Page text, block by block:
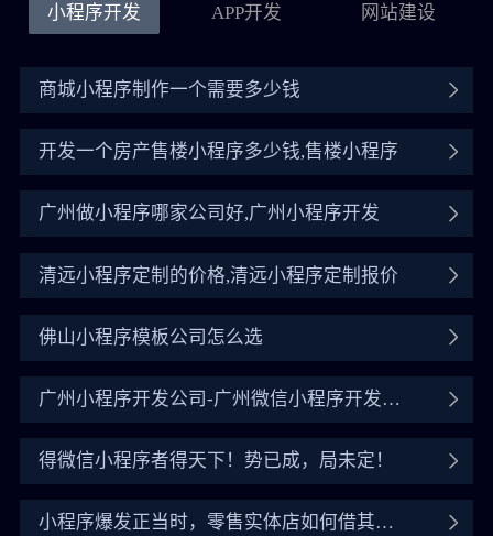
小程序开发 APP开发 网站建设
商城小程序制作一个需要多少钱
开发一个房产售楼小程序多少钱,售楼小程序
广州做小程序哪家公司好,广州小程序开发
清远小程序定制的价格,清远小程序定制报价
佛山小程序模板公司怎么选
广州小程序开发公司-广州微信小程序开发公
得微信小程序者得天下！势已成，局未定！
小程序爆发正当时，零售实体店如何借其翻